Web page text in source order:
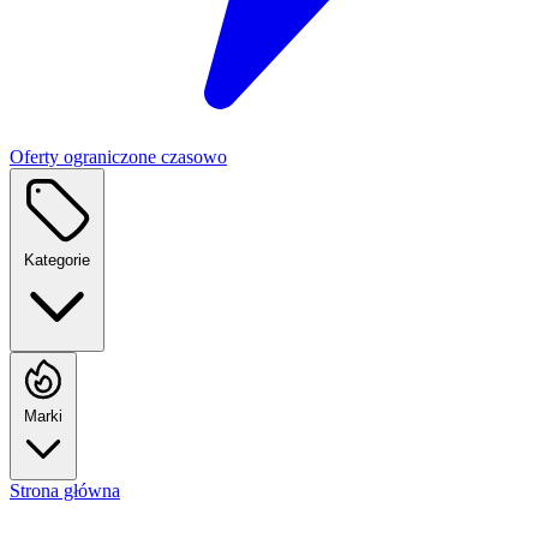
Oferty ograniczone czasowo
Kategorie
Marki
Strona główna